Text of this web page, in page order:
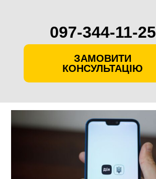
Skip
097-344-11-25
ЗАМОВИТИ
КОНСУЛЬТАЦІЮ